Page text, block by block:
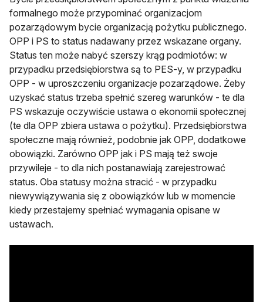
formalnego może przypominać organizacjom
pozarządowym bycie organizacją pożytku publicznego.
OPP i PS to status nadawany przez wskazane organy.
Status ten może nabyć szerszy krąg podmiotów: w
przypadku przedsiębiorstwa są to PES-y, w przypadku
OPP - w uproszczeniu organizacje pozarządowe. Żeby
uzyskać status trzeba spełnić szereg warunków - te dla
PS wskazuje oczywiście ustawa o ekonomii społecznej
(te dla OPP zbiera ustawa o pożytku). Przedsiębiorstwa
społeczne mają również, podobnie jak OPP, dodatkowe
obowiązki. Zarówno OPP jak i PS mają też swoje
przywileje - to dla nich postanawiają zarejestrować
status. Oba statusy można stracić - w przypadku
niewywiązywania się z obowiązków lub w momencie
kiedy przestajemy spełniać wymagania opisane w
ustawach.